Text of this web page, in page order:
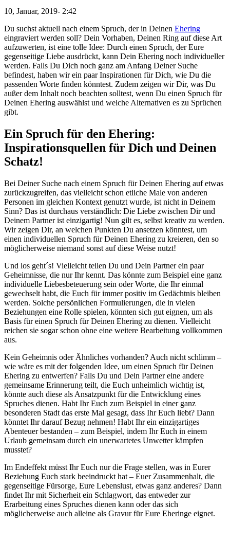
10, Januar, 2019- 2:42
Du suchst aktuell nach einem Spruch, der in Deinen Ehering
eingraviert werden soll? Dein Vorhaben, Deinen Ring auf diese Art
aufzuwerten, ist eine tolle Idee: Durch einen Spruch, der Eure
gegenseitige Liebe ausdrückt, kann Dein Ehering noch individueller
werden. Falls Du Dich noch ganz am Anfang Deiner Suche
befindest, haben wir ein paar Inspirationen für Dich, wie Du die
passenden Worte finden könntest. Zudem zeigen wir Dir, was Du
außer dem Inhalt noch beachten solltest, wenn Du einen Spruch für
Deinen Ehering auswählst und welche Alternativen es zu Sprüchen
gibt.
Ein Spruch für den Ehering:
Inspirationsquellen für Dich und Deinen
Schatz!
Bei Deiner Suche nach einem Spruch für Deinen Ehering auf etwas
zurückzugreifen, das vielleicht schon etliche Male von anderen
Personen im gleichen Kontext genutzt wurde, ist nicht in Deinem
Sinn? Das ist durchaus verständlich: Die Liebe zwischen Dir und
Deinem Partner ist einzigartig! Nun gilt es, selbst kreativ zu werden.
Wir zeigen Dir, an welchen Punkten Du ansetzen könntest, um
einen individuellen Spruch für Deinen Ehering zu kreieren, den so
möglicherweise niemand sonst auf diese Weise nutzt!
Und los geht´s! Vielleicht teilen Du und Dein Partner ein paar
Geheimnisse, die nur Ihr kennt. Das könnte zum Beispiel eine ganz
individuelle Liebesbeteuerung sein oder Worte, die Ihr einmal
gewechselt habt, die Euch für immer positiv im Gedächtnis bleiben
werden. Solche persönlichen Formulierungen, die in vielen
Beziehungen eine Rolle spielen, könnten sich gut eignen, um als
Basis für einen Spruch für Deinen Ehering zu dienen. Vielleicht
reichen sie sogar schon ohne eine weitere Bearbeitung vollkommen
aus.
Kein Geheimnis oder Ähnliches vorhanden? Auch nicht schlimm –
wie wäre es mit der folgenden Idee, um einen Spruch für Deinen
Ehering zu entwerfen? Falls Du und Dein Partner eine andere
gemeinsame Erinnerung teilt, die Euch unheimlich wichtig ist,
könnte auch diese als Ansatzpunkt für die Entwicklung eines
Spruches dienen. Habt Ihr Euch zum Beispiel in einer ganz
besonderen Stadt das erste Mal gesagt, dass Ihr Euch liebt? Dann
könntet Ihr darauf Bezug nehmen! Habt Ihr ein einzigartiges
Abenteuer bestanden – zum Beispiel, indem Ihr Euch in einem
Urlaub gemeinsam durch ein unerwartetes Unwetter kämpfen
musstet?
Im Endeffekt müsst Ihr Euch nur die Frage stellen, was in Eurer
Beziehung Euch stark beeindruckt hat – Euer Zusammenhalt, die
gegenseitige Fürsorge, Eure Lebenslust, etwas ganz anderes? Dann
findet Ihr mit Sicherheit ein Schlagwort, das entweder zur
Erarbeitung eines Spruches dienen kann oder das sich
möglicherweise auch alleine als Gravur für Eure Eheringe eignet.